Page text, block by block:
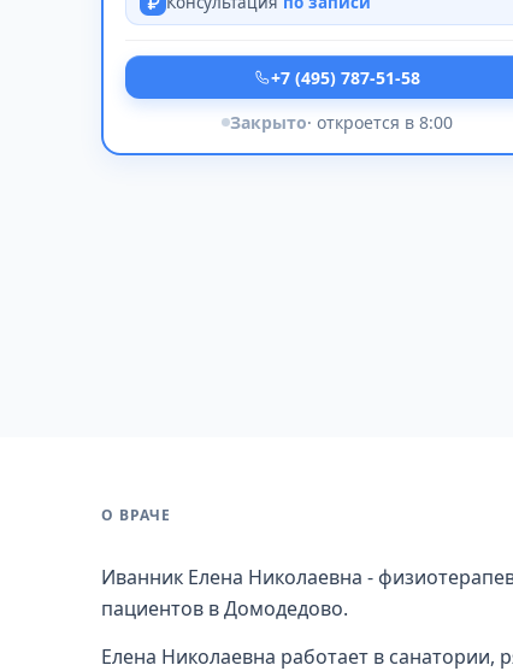
+7 (495) 787-51-58
Закрыто· откроется в 8:00
О ВРАЧЕ
Иванник Елена Николаевна -
пациентов в Домодедово.
Елена Николаевна работает в санатории,